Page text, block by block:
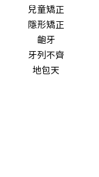
兒童矯正
隱形矯正
齙牙
牙列不齊
地包天